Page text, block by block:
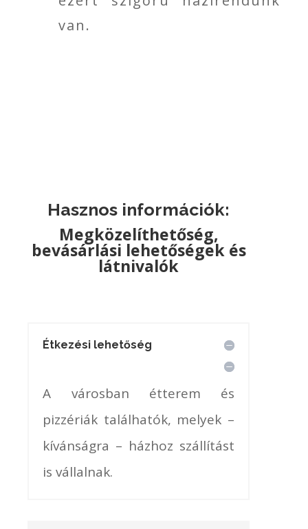
van.
Hasznos információk:
Megközelíthetőség,
bevásárlási lehetőségek és
látnivalók
Étkezési lehetőség
A városban étterem és
pizzériák találhatók, melyek –
kívánságra – házhoz szállítást
is vállalnak.